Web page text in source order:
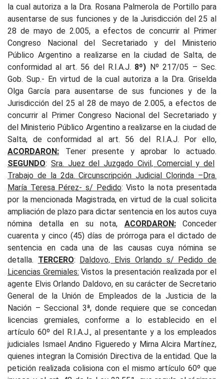
la cualautoriza a la Dra. Rosana Palmerola de Portillo para
ausentarse de sus funciones y de la Jurisdicción del 25 al
28 de mayo de 2.005, a efectos de concurrir al Primer
Congreso Nacional del Secretariado y del Ministerio
Público Argentino a realizarse en la ciudad de Salta, de
conformidad al art. 56 del R.I.A.J. 8º) Nº 217/05 – Sec.
Gob. Sup.- En virtud de la cualautoriza a la Dra. Griselda
Olga García para ausentarse de sus funciones y de la
Jurisdicción del 25 al 28 de mayo de 2.005, a efectos de
concurrir al Primer Congreso Nacional del Secretariado y
del Ministerio Público Argentino a realizarse en la ciudad de
Salta, de conformidad al art. 56 del R.I.A.J. Por ello,
ACORDARON: Tener presente y aprobar lo actuado.
SEGUNDO: Sra. Juez del Juzgado Civil, Comercial y del
Trabajo de la 2da. Circunscripción Judicial Clorinda –Dra.
María Teresa Pérez- s/ Pedido: Visto la nota presentada
por la mencionada Magistrada, en virtud de la cual solicita
ampliación de plazo para dictar sentencia en los autos cuya
nómina detalla en su nota, ACORDARON:Conceder
cuarenta y cinco (45) días de prórroga para el dictado de
sentencia en cada una de las causas cuya nómina se
detalla. TERCERO: Daldovo, Elvis Orlando s/ Pedido de
Licencias Gremiales: Vistos la presentación realizada por el
agente Elvis Orlando Daldovo, en su carácter de Secretario
General de la Unión de Empleados de la Justicia de la
Nación – Seccional 3ª, donde requiere que se concedan
licencias gremiales, conforme a lo establecido en el
artículo 60º del R.I.A.J., al presentante y a los empleados
judiciales Ismael Andino Figueredo y Mirna Alcira Martínez,
quienes integran la Comisión Directiva de la entidad. Que la
petición realizada colisiona con el mismo artículo 60º que